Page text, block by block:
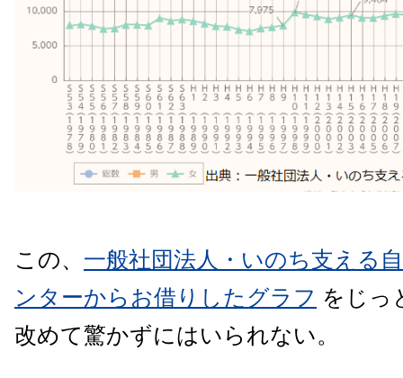
この、 一般社団法人・いのち支える
ンターからお借りしたグラフ をじっ
改めて驚かずにはいられない。